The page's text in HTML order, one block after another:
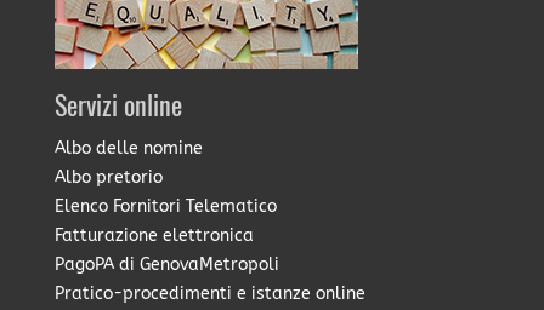
Servizi online
Albo delle nomine
Albo pretorio
Elenco Fornitori Telematico
Fatturazione elettronica
PagoPA di GenovaMetropoli
Pratico-procedimenti e istanze online